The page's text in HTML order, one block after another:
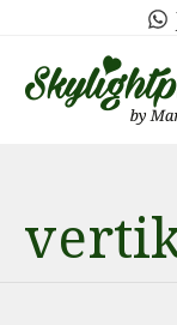
springen